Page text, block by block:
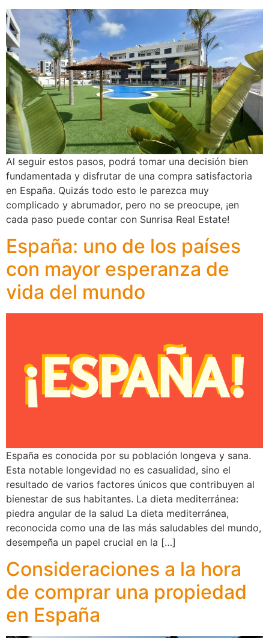
Al seguir estos pasos, podrá tomar una decisión bien
fundamentada y disfrutar de una compra satisfactoria
en España. Quizás todo esto le parezca muy
complicado y abrumador, pero no se preocupe, ¡en
cada paso puede contar con Sunrisa Real Estate!
España: uno de los países
con mayor esperanza de
vida del mundo
España es conocida por su población longeva y sana.
Esta notable longevidad no es casualidad, sino el
resultado de varios factores únicos que contribuyen al
bienestar de sus habitantes. La dieta mediterránea:
piedra angular de la salud La dieta mediterránea,
reconocida como una de las más saludables del mundo,
desempeña un papel crucial en la […]
Consideraciones a la hora
de comprar una propiedad
en España